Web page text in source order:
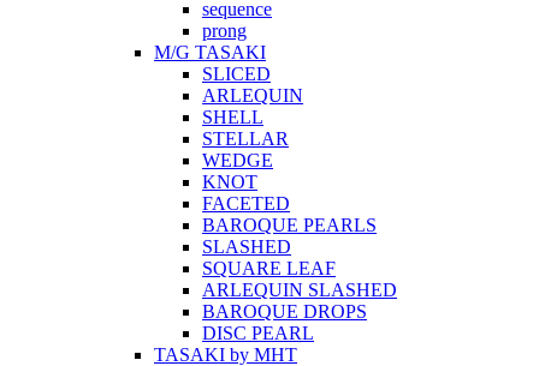
sequence
prong
M/G TASAKI
SLICED
ARLEQUIN
SHELL
STELLAR
WEDGE
KNOT
FACETED
BAROQUE PEARLS
SLASHED
SQUARE LEAF
ARLEQUIN SLASHED
BAROQUE DROPS
DISC PEARL
TASAKI by MHT